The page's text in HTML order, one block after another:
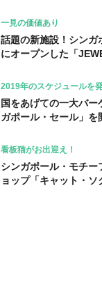
一見の価値あり
話題の新施設！シンガ
にオープンした「
2019年のスケジュールを
国をあげての一大バ
ガポール・セール」を
看板猫がお出迎え！
シンガポール・モチ
ョップ「キャット・ソ